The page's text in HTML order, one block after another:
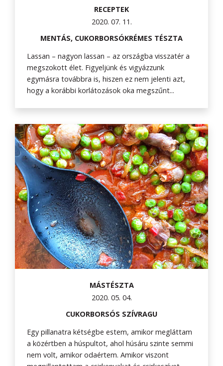
RECEPTEK
2020. 07. 11.
MENTÁS, CUKORBORSÓKRÉMES TÉSZTA
Lassan – nagyon lassan – az országba visszatér a
megszokott élet. Figyeljünk és vigyázzunk
egymásra továbbra is, hiszen ez nem jelenti azt,
hogy a korábbi korlátozások oka megszűnt...
MÁSTÉSZTA
2020. 05. 04.
CUKORBORSÓS SZÍVRAGU
Egy pillanatra kétségbe estem, amikor megláttam
a közértben a húspultot, ahol húsáru szinte semmi
nem volt, amikor odaértem. Amikor viszont